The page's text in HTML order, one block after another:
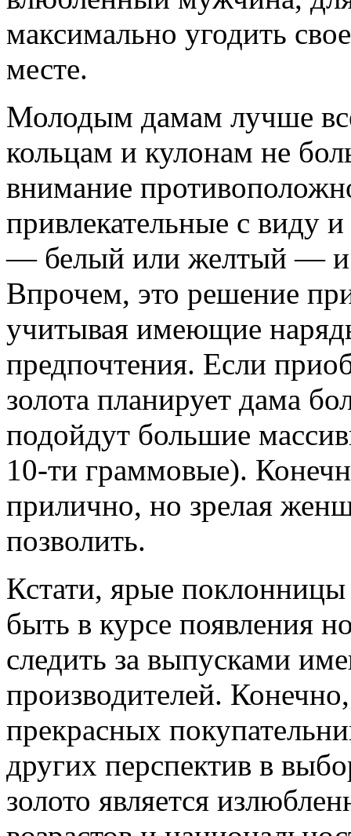
максимально угодить
месте.
Молодым дамам лучше
кольцам и кулонам не
внимание
привлекательные с виду
— белый или желтый — и
Впрочем, это решение
учитывая имеющие
предпочтения. Если
золота планирует дама
подойдут большие
10-ти граммовые).
прилично, но зрелая
позволить.
Кстати, ярые
быть в курсе появления
следить за выпусками
производителей.
прекрасных
других перспектив в
золото является